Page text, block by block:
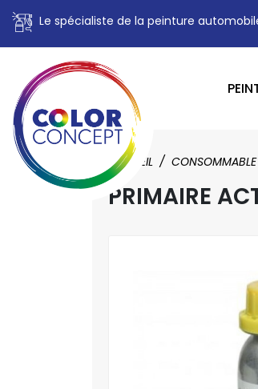
Le spécialiste de la peinture
ACCUEIL CONSOMMABLE
PRIMAIRE